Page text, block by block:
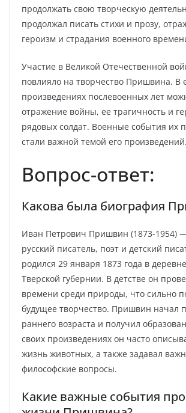
продолжать свою творческую
продолжал писать стихи и прозу,
героизм и страдания военного
Участие в Великой Отечественной
повлияло на творчество Пришвина. В
произведениях послевоенных лет
отражение войны, ее трагичность и
рядовых солдат. Военные события их
стали важной темой его произведений.
Вопрос-ответ:
Какова была биография
Иван Петрович Пришвин (1873-1954)
русский писатель, поэт и детский
родился 29 января 1873 года в
Тверской губернии. В детстве он
времени среди природы, что сильно
будущее творчество. Пришвин начал
раннего возраста и получил
своих произведениях он часто
жизнь животных, а также задавал
философские вопросы.
Какие важные события